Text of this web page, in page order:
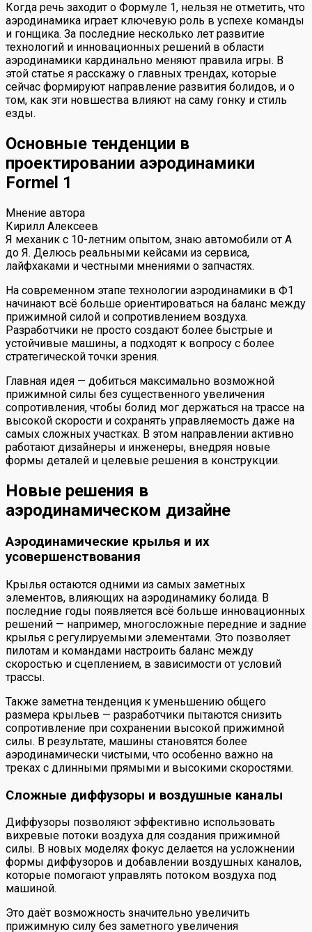
Когда речь заходит о Формуле 1, нельзя не отметить, что
аэродинамика играет ключевую роль в успехе команды
и гонщика. За последние несколько лет развитие
технологий и инновационных решений в области
аэродинамики кардинально меняют правила игры. В
этой статье я расскажу о главных трендах, которые
сейчас формируют направление развития болидов, и о
том, как эти новшества влияют на саму гонку и стиль
езды.
Основные тенденции в
проектировании аэродинамики
Formel 1
Мнение автора
Кирилл Алексеев
Я механик с 10-летним опытом, знаю автомобили от А
до Я. Делюсь реальными кейсами из сервиса,
лайфхаками и честными мнениями о запчастях.
На современном этапе технологии аэродинамики в Ф1
начинают всё больше ориентироваться на баланс между
прижимной силой и сопротивлением воздуха.
Разработчики не просто создают более быстрые и
устойчивые машины, а подходят к вопросу с более
стратегической точки зрения.
Главная идея — добиться максимально возможной
прижимной силы без существенного увеличения
сопротивления, чтобы болид мог держаться на трассе на
высокой скорости и сохранять управляемость даже на
самых сложных участках. В этом направлении активно
работают дизайнеры и инженеры, внедряя новые
формы деталей и целевые решения в конструкции.
Новые решения в
аэродинамическом дизайне
Аэродинамические крылья и их
усовершенствования
Крылья остаются одними из самых заметных
элементов, влияющих на аэродинамику болида. В
последние годы появляется всё больше инновационных
решений — например, многосложные передние и задние
крылья с регулируемыми элементами. Это позволяет
пилотам и командами настроить баланс между
скоростью и сцеплением, в зависимости от условий
трассы.
Также заметна тенденция к уменьшению общего
размера крыльев — разработчики пытаются снизить
сопротивление при сохранении высокой прижимной
силы. В результате, машины становятся более
аэродинамически чистыми, что особенно важно на
треках с длинными прямыми и высокими скоростями.
Сложные диффузоры и воздушные каналы
Диффузоры позволяют эффективно использовать
вихревые потоки воздуха для создания прижимной
силы. В новых моделях фокус делается на усложнении
формы диффузоров и добавлении воздушных каналов,
которые помогают управлять потоком воздуха под
машиной.
Это даёт возможность значительно увеличить
прижимную силу без заметного увеличения